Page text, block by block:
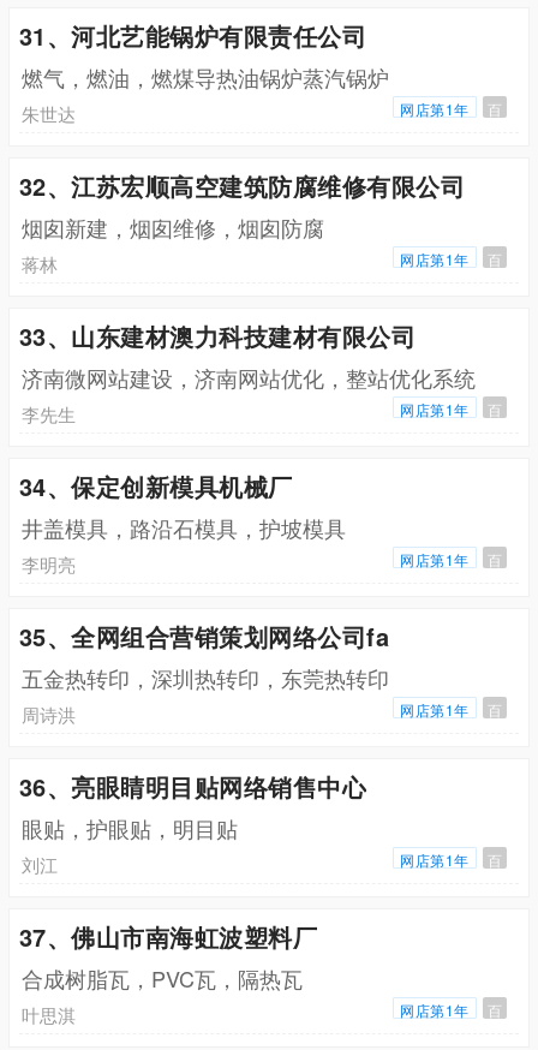
31、河北艺能锅炉有限责任公司
燃气，燃油，燃煤导热油锅炉蒸汽锅炉
朱世达 网店第1年 百
32、江苏宏顺高空建筑防腐维修有限公司
烟囱新建，烟囱维修，烟囱防腐
蒋林 网店第1年 百
33、山东建材澳力科技建材有限公司
济南微网站建设，济南网站优化，整站优化系统
李先生 网店第1年 百
34、保定创新模具机械厂
井盖模具，路沿石模具，护坡模具
李明亮 网店第1年 百
35、全网组合营销策划网络公司fa
五金热转印，深圳热转印，东莞热转印
周诗洪 网店第1年 百
36、亮眼睛明目贴网络销售中心
眼贴，护眼贴，明目贴
刘江 网店第1年 百
37、佛山市南海虹波塑料厂
合成树脂瓦，PVC瓦，隔热瓦
叶思淇 网店第1年 百